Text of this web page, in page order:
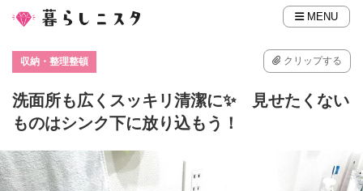
MENU
収納・整理整頓 クリップする
洗面所も広くスッキリ清潔に✨ 見せたくない
ものはシンク下に放り込もう！